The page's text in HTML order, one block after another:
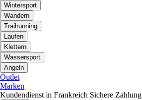
Wintersport
Wandern
Trailrunning
Laufen
Klettern
Wassersport
Angeln
Outlet
Marken
Kundendienst in Frankreich Sichere Zahlung